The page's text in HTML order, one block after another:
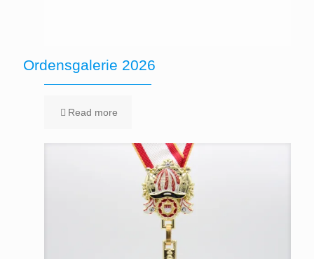
Ordensgalerie 2026
Read more